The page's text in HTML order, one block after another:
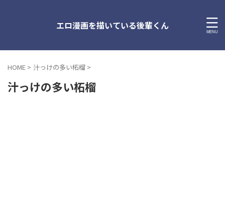
エロ漫画を描いている後輩くん
HOME > 汁っけの多い柘榴 >
汁っけの多い柘榴